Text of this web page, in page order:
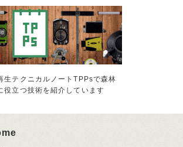
生テクニカルノートTPPsで森林
役立つ技術を紹介しています